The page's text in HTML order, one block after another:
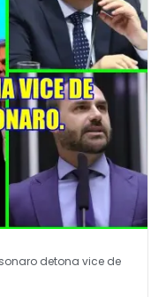
detona vice de